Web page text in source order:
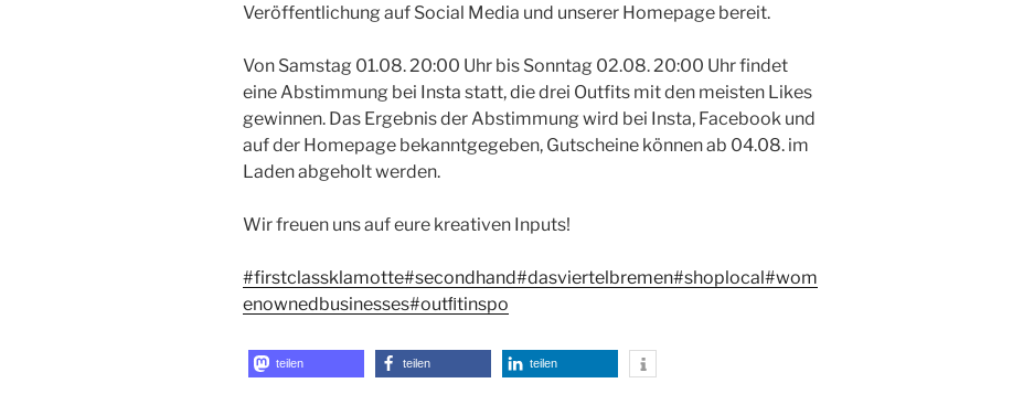
Veröffentlichung auf Social Media und unserer Homepage bereit.
Von Samstag 01.08. 20:00 Uhr bis Sonntag 02.08. 20:00 Uhr findet
eine Abstimmung bei Insta statt, die drei Outfits mit den meisten Likes
gewinnen. Das Ergebnis der Abstimmung wird bei Insta, Facebook und
auf der Homepage bekanntgegeben, Gutscheine können ab 04.08. im
Laden abgeholt werden.
Wir freuen uns auf eure kreativen Inputs!
#firstclassklamotte#secondhand#dasviertelbremen#shoplocal#wom
enownedbusinesses#outﬁtinspo
teilen teilen teilen